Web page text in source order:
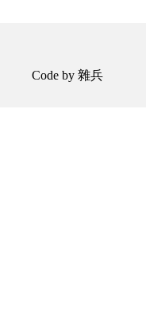
Code by 雜兵